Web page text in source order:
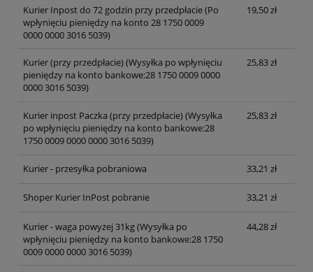
Kurier Inpost do 72 godzin przy przedpłacie(Po
wpłynięciu pieniędzy na konto 28 1750 0009
0000 0000 3016 5039)
19,50 zł
Kurier (przy przedpłacie)(Wysyłka po wpłynięciu
pieniędzy na konto bankowe:28 1750 0009 0000
0000 3016 5039)
25,83 zł
Kurier inpost Paczka (przy przedpłacie)(Wysyłka
po wpłynięciu pieniędzy na konto bankowe:28
1750 0009 0000 0000 3016 5039)
25,83 zł
Kurier - przesyłka pobraniowa 33,21 zł
Shoper Kurier InPost pobranie 33,21 zł
Kurier - waga powyżej 31kg(Wysyłka po
wpłynięciu pieniędzy na konto bankowe:28 1750
0009 0000 0000 3016 5039)
44,28 zł